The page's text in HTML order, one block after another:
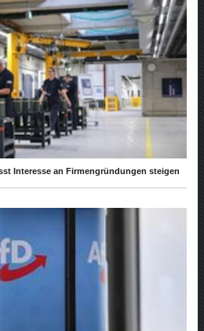
Interesse an Firmengründungen steigen